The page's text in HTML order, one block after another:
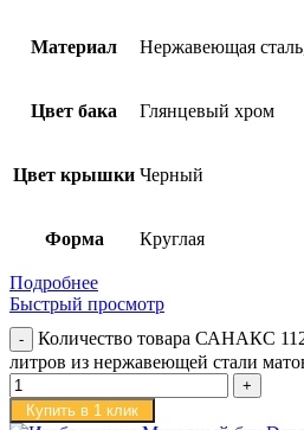
Материал Нержавеющая
Цвет бака Глянцевый хром
Цвет крышки Черный
Форма Круглая
Подробнее
Быстрый просмотр
Количество товара САНАКС
литров из нержавеющей стали
Купить в 1 клик